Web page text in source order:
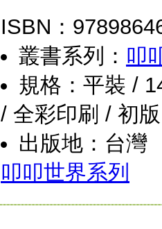
ISBN：
叢書系列： 叩
規格：平裝 /
/ 全彩印刷 / 初版
出版地：台灣
叩叩世界系列